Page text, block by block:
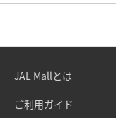
JAL Mallとは
ご利用ガイド